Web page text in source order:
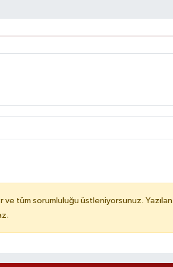
ve tüm sorumluluğu üstleniyorsunuz. Yazılan